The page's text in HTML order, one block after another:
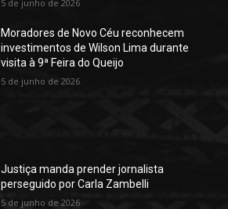
5 de junho de 2026
Moradores de Novo Céu reconhecem
investimentos de Wilson Lima durante
visita à 9ª Feira do Queijo
5 de junho de 2026
Justiça manda prender jornalista
perseguido por Carla Zambelli
5 de junho de 2026